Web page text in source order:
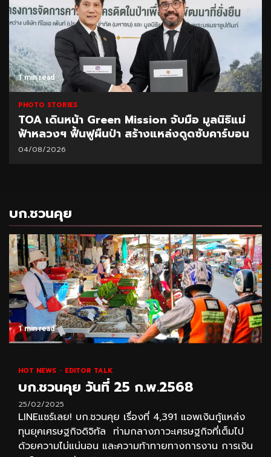
1 min read
PHOTO STORIES
TOA เดินหน้า Green Mission จับมือ มูลนิธิแม่
ฟ้าหลวงฯ ฟื้นฟูผืนป่า สร้างแหล่งดูดซับคาร์บอน
04/08/2026
บก.ชวนคุย
1 min read
HOT NEWS EDITOR TALK
บก.ชวนคุย วันที่ 25 ก.พ.2568
25/02/2025
LINEแชร์เลย! บก.ชวนคุย เรื่องที่ 4,391 แอพเงินกู้แหล่ง
ทุนยุคเศรษฐกิจดิจิทัล ท่ามกลางภาวะเศรษฐกิจที่เต็มไป
ด้วยความไม่แน่นอน และความท้าทายทางการงาน การเงิน